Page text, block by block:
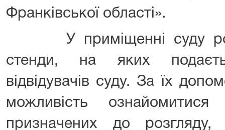
Франківської області».
У приміщенні суду
стенди, на яких
відвідувачів суду. За їх
можливість
призначених до розгляду,